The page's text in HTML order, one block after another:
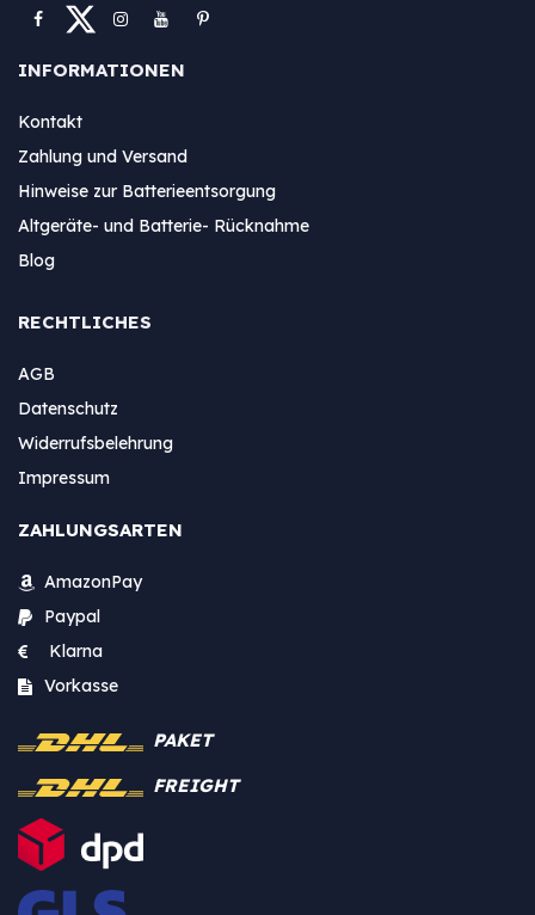
INFORMATIONEN
Kontakt
Zahlung und Versand
Hinweise zur Batterieentsorgung
Altgeräte- und Batterie- Rücknahme
Blog
RECHTLICHES
AGB
Datenschutz
Widerrufsbelehrung
Impressum
ZAHLUNGSARTEN
AmazonPay
Paypal
Klarna
Vorkasse
PAKET
FREIGHT